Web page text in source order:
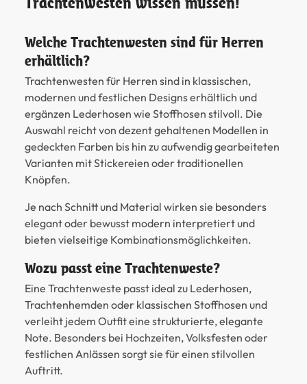
Welche Trachtenwesten sind für Herren
erhältlich?
Trachtenwesten für Herren sind in klassischen,
modernen und festlichen Designs erhältlich und
ergänzen Lederhosen wie Stoffhosen stilvoll. Die
Auswahl reicht von dezent gehaltenen Modellen in
gedeckten Farben bis hin zu aufwendig gearbeiteten
Varianten mit Stickereien oder traditionellen
Knöpfen.
Je nach Schnitt und Material wirken sie besonders
elegant oder bewusst modern interpretiert und
bieten vielseitige Kombinationsmöglichkeiten.
Wozu passt eine Trachtenweste?
Eine Trachtenweste passt ideal zu Lederhosen,
Trachtenhemden oder klassischen Stoffhosen und
verleiht jedem Outfit eine strukturierte, elegante
Note. Besonders bei Hochzeiten, Volksfesten oder
festlichen Anlässen sorgt sie für einen stilvollen
Auftritt.